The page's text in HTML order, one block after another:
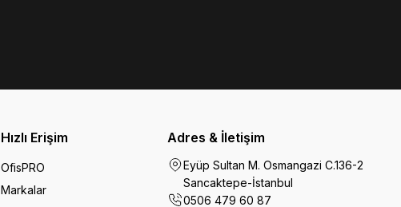
Hızlı Erişim
OfisPRO
Markalar
Adres & İletişim
Eyüp Sultan M. Osmangazi C.136-2
Sancaktepe-İstanbul
0506 479 60 87